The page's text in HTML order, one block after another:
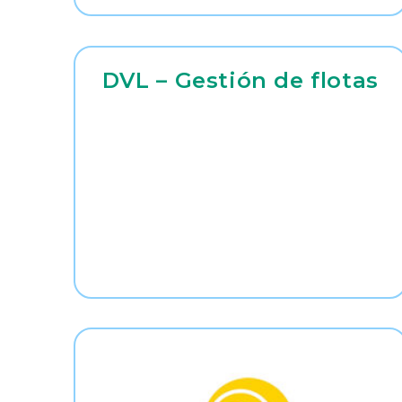
DVL – Gestión de flotas